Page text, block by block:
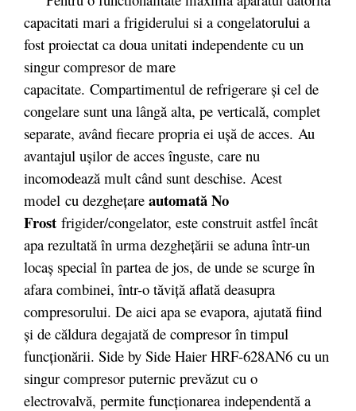
capacitati mari a frigiderului si a congelatorului a
fost proiectat ca doua unitati independente cu un
singur compresor de mare
capacitate. Compartimentul de refrigerare şi cel de
congelare sunt una lângă alta, pe verticală, complet
separate, având fiecare propria ei uşă de acces. Au
avantajul uşilor de acces înguste, care nu
incomodează mult când sunt deschise. Acest
model cu dezgheţare automată No
Frost frigider/congelator, este construit astfel încât
apa rezultată în urma dezgheţării se aduna într-un
locaş special în partea de jos, de unde se scurge în
afara combinei, într-o tăviţă aflată deasupra
compresorului. De aici apa se evapora, ajutată fiind
şi de căldura degajată de compresor în timpul
funcţionării. Side by Side Haier HRF-628AN6 cu un
singur compresor puternic prevăzut cu o
electrovalvă, permite funcţionarea independentă a